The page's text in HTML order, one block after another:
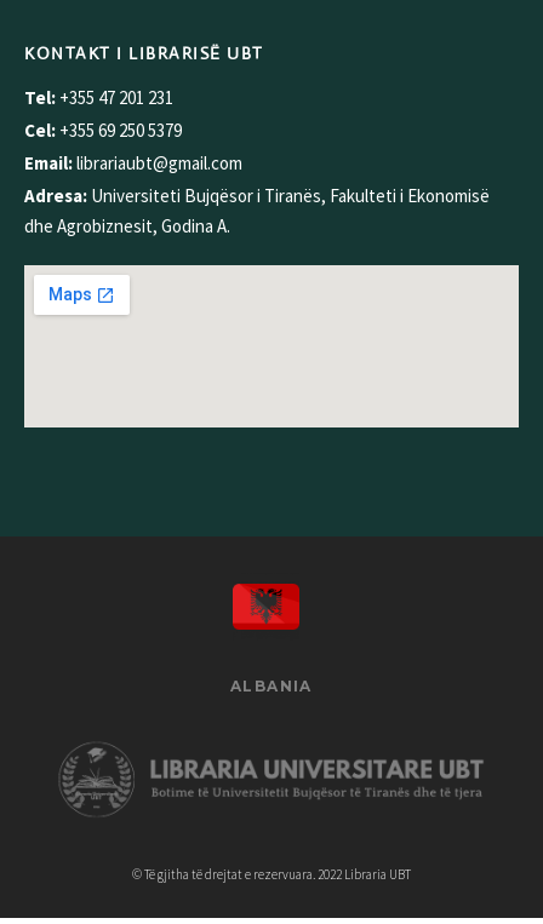
KONTAKT I LIBRARISË UBT
Tel: +355 47 201 231
Cel: +355 69 250 5379
Email:librariaubt@gmail.com
Adresa: Universiteti Bujqësor i Tiranës, Fakulteti i Ekonomisë
dhe Agrobiznesit, Godina A.
© Të gjitha të drejtat e rezervuara. 2022 Libraria UBT
ALBANIA